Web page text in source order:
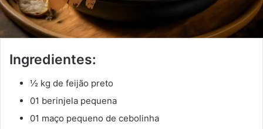
Ingredientes:
½ kg de feijão preto
01 berinjela pequena
01 maço pequeno de cebolinha